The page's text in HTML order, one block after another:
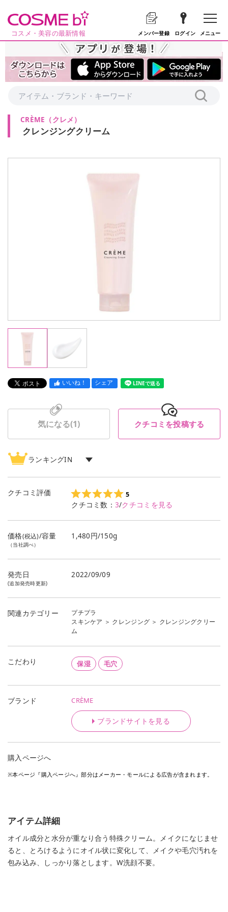
コスメ・美容の最新情報 メンバー登録 ログイン メニュー
CRÈME （クレメ ）
クレンジングクリーム
いいね！ シェア LINEで送る
気になる(1) クチコミを投稿する
ランキングIN
クレンジングランキング1位
クチコミ評価
5
クチコミ数： 3/クチコミを見る
価格(税込)/容量
（当社調べ）
1,480円/150g
発売日
(追加発売時更新)
2022/09/09
関連カテゴリー
プチプラ
スキンケア ＞ クレンジング ＞ クレンジングクリー
ム
こだわり 保湿 毛穴
ブランド CRÈME
ブランドサイトを見る
購入ページへ
※本ページ『購入ページへ』部分はメーカー・モールによる広告が含まれます。
アイテム詳細
オイル成分と水分が重なり合う特殊クリーム。メイクになじませ
ると、とろけるようにオイル状に変化して、メイクや毛穴汚れを
包み込み、しっかり落とします。W洗顔不要。